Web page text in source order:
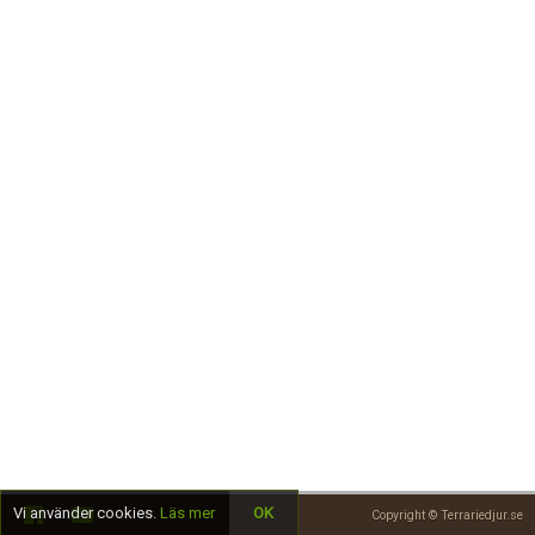
Copyright © Terrariedjur.se
Vi använder cookies. Läs mer OK